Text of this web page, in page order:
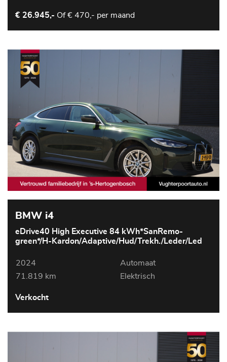
€ 26.945,- Of€ 470,- per maand
BMW i4
eDrive40 High Executive 84 kWh*SanRemo-
green*/H-Kardon/Adaptive/Hud/Trekh./Leder/Led
2024
Automaat
71.819 km
Elektrisch
Verkocht